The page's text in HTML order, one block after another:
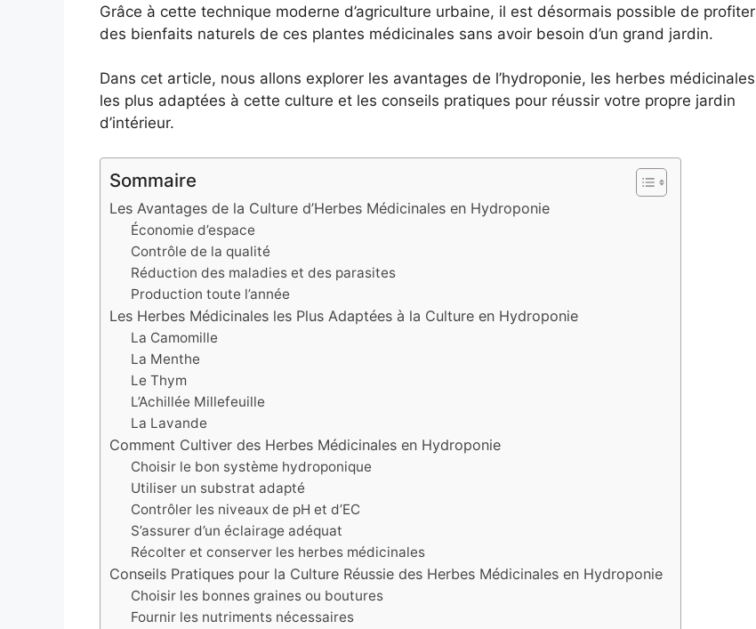
Grâce à cette technique moderne d’agriculture urbaine, il est désormais possible de profiter
des bienfaits naturels de ces plantes médicinales sans avoir besoin d’un grand jardin.
Dans cet article, nous allons explorer les avantages de l’hydroponie, les herbes médicinales
les plus adaptées à cette culture et les conseils pratiques pour réussir votre propre jardin
d’intérieur.
Sommaire
Les Avantages de la Culture d’Herbes Médicinales en Hydroponie
Économie d’espace
Contrôle de la qualité
Réduction des maladies et des parasites
Production toute l’année
Les Herbes Médicinales les Plus Adaptées à la Culture en Hydroponie
La Camomille
La Menthe
Le Thym
L’Achillée Millefeuille
La Lavande
Comment Cultiver des Herbes Médicinales en Hydroponie
Choisir le bon système hydroponique
Utiliser un substrat adapté
Contrôler les niveaux de pH et d’EC
S’assurer d’un éclairage adéquat
Récolter et conserver les herbes médicinales
Conseils Pratiques pour la Culture Réussie des Herbes Médicinales en Hydroponie
Choisir les bonnes graines ou boutures
Fournir les nutriments nécessaires